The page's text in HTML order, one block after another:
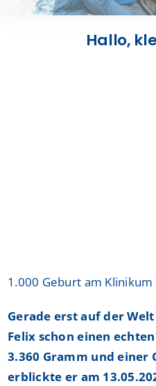
Presse
Hallo,
1.000 Geburt am
Gerade erst auf der
Felix schon einen
3.360 Gramm und einer
erblickte er am